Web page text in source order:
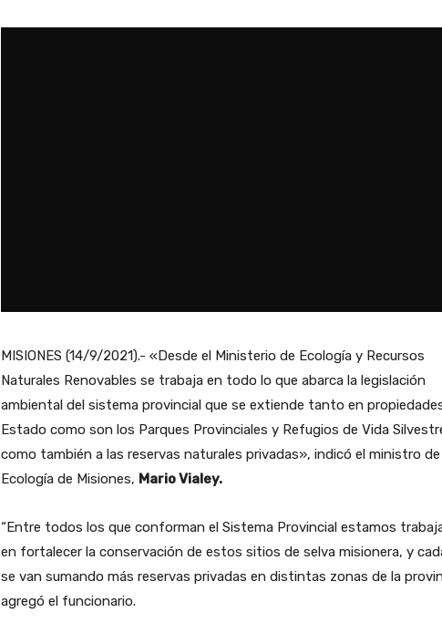
MISIONES (14/9/2021).- «Desde el Ministerio de Ecología y Recursos
Naturales Renovables se trabaja en todo lo que abarca la legislación
ambiental del sistema provincial que se extiende tanto en
Estado como son los Parques Provinciales y Refugios de Vida
como también a las reservas naturales privadas», indicó el ministro de
Ecología de Misiones, Mario Vialey.
“Entre todos los que conforman el Sistema Provincial estamos
en fortalecer la conservación de estos sitios de selva misionera, y
se van sumando más reservas privadas en distintas zonas de la
agregó el funcionario.